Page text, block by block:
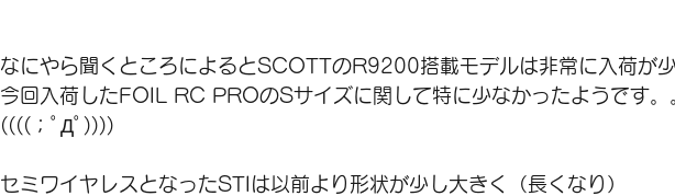
なにやら聞くところによるとSCOTTのR9200搭載モデルは非常に入荷が少
今回入荷したFOIL RC PROのSサイズに関して特に少なかったようです。
((((；ﾟДﾟ))))
セミワイヤレスとなったSTIは以前より形状が少し大きく（長くなり）